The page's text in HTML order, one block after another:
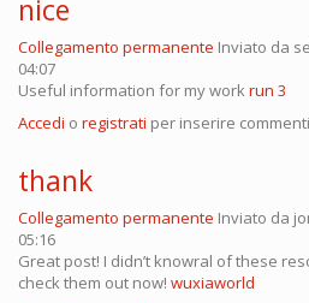
nice
Collegamento permanente Inviato da
04:07
Useful information for my workrun 3
Accedi o registrati per inserire
thank
Collegamento permanente Inviato da
05:16
Great post! I didn’t knowral of these
check them out now! wuxiaworld